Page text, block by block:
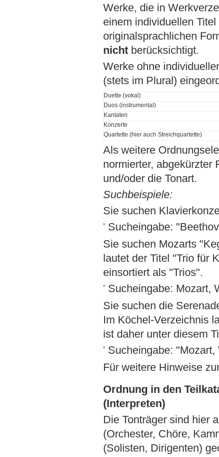
Werke, die in
einem individuellen
originalsprachlichen
nichtberücksichtigt.
Werke ohne
(stets im Plural)
Duette (vokal)
Duos (instrumental)
Kantaten
Konzerte
Quartette (hier auch Streichquartette)
Als weitere
normierter, abgekürzter
und/oder die Tonart.
Suchbeispiele:
Sie suchen
Sucheingabe:
Sie suchen Mozarts
lautet der Titel "Trio für
einsortiert als "Trios".
Sucheingabe: Mozart,
Sie suchen die
Im Köchel-Verzeichnis
ist daher unter diesem
Sucheingabe:
Für weitere Hinweise
Ordnung in den
(Interpreten)
Die Tonträger sind hier
(Orchester, Chöre,
(Solisten, Dirigenten)